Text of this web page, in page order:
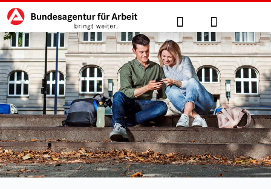
zu den Hauptinhalten springen
Hauptnavigation Suche Anmelden